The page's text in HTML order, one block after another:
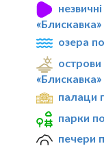
«Блискавка»
озера
«Блискавка»
палаци
парки
печери